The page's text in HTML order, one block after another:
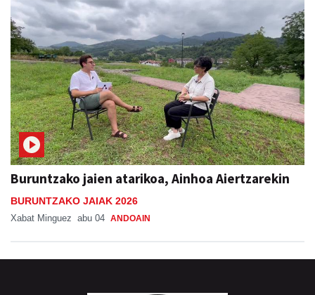
Buruntzako jaien atarikoa, Ainhoa Aiertzarekin
BURUNTZAKO JAIAK 2026
Xabat Minguez abu 04 ANDOAIN